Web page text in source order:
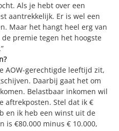
Als je hebt over een
aantrekkelijk. Er is wel een
Maar het hangt heel erg van
premie tegen het hoogste
AOW-gerechtigde leeftijd zit,
Daarbij gaat het om
Belastbaar inkomen wil
aftrekposten. Stel dat ik €
en ik heb een winst uit de
is €80.000 minus € 10.000,